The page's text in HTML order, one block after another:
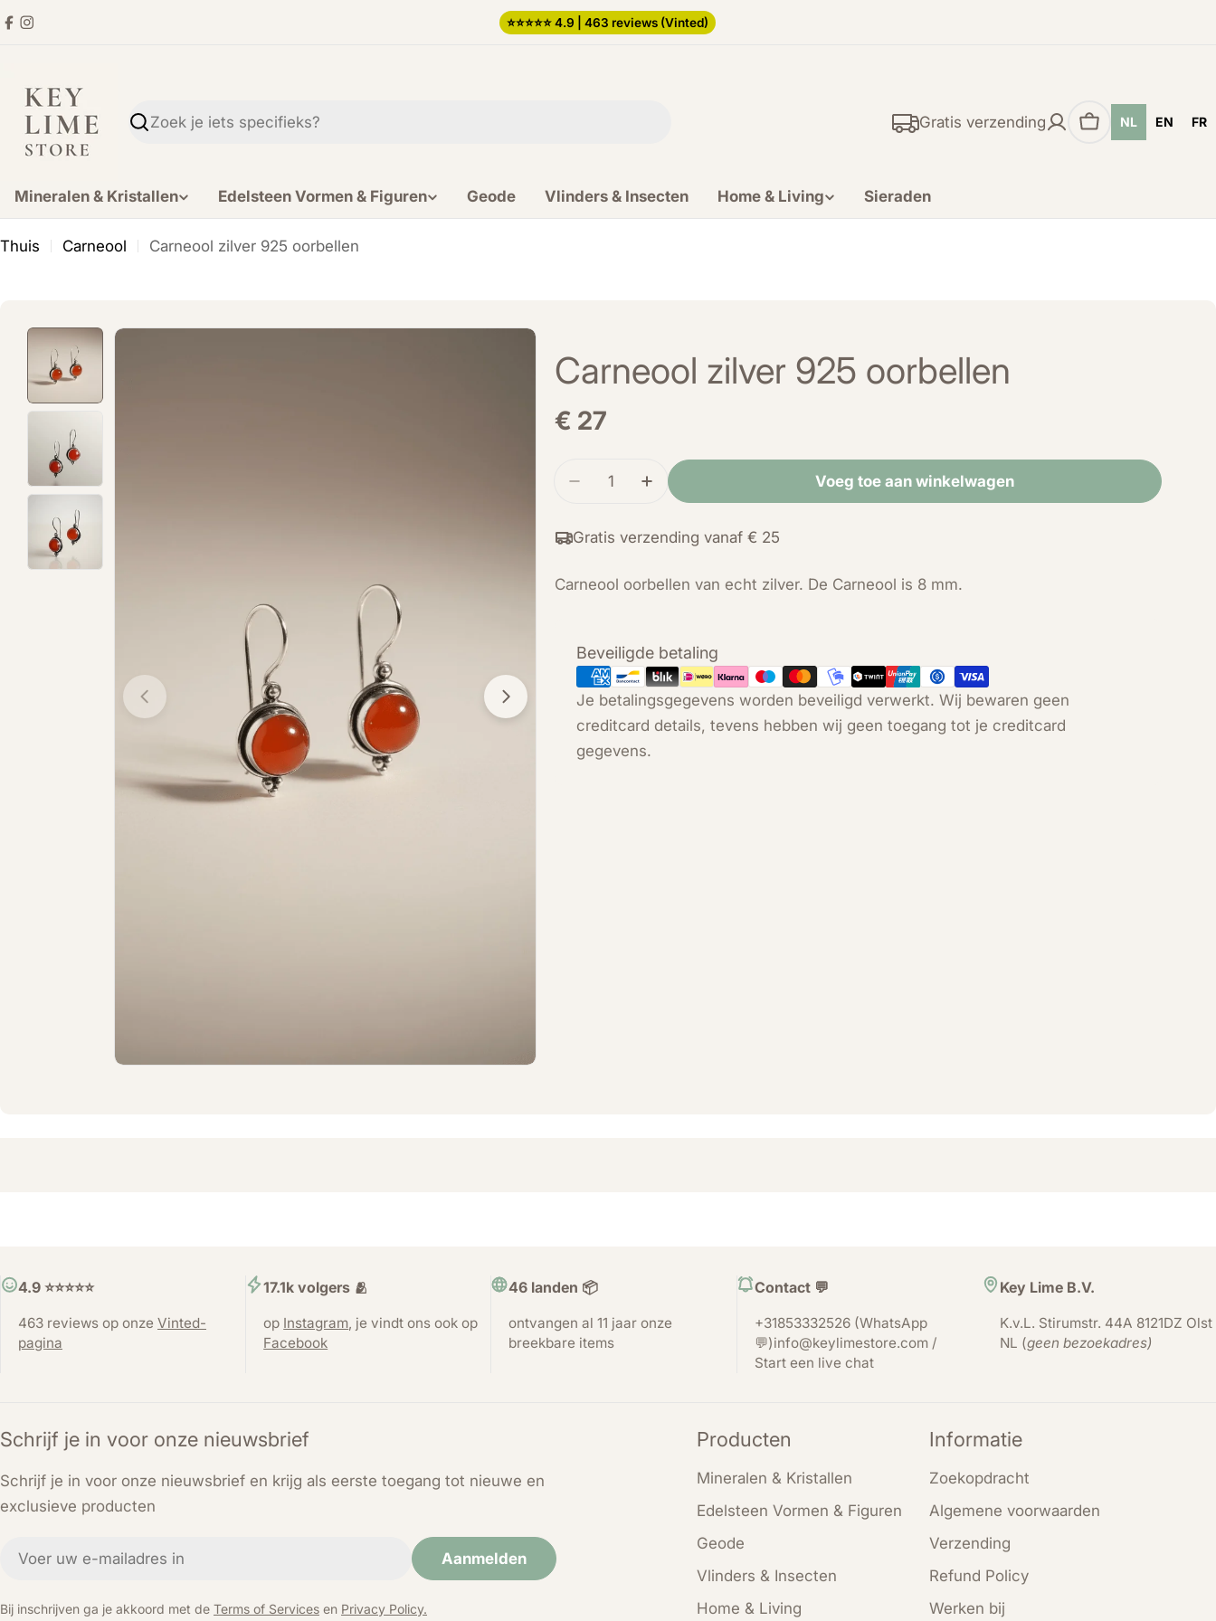
Ga
inhoud
Facebook
Instagram
⭐️⭐️⭐️⭐️⭐️ 4.9 | 463 reviews (Vinted)
Zoekopdracht
Gratis verzending
Winkelwagen
NL EN FR
Mineralen & Kristallen Edelsteen Vormen & Figuren Geode Vlinders & Insecten Home & Living Sieraden
Thuis Carneool Carneool zilver 925 oorbellen
Open media 0 in modal Open media 1 in modal Open media 2 in modal
Carneool zilver 925 oorbellen
Normale
€ 27
Hoeveelheid
Verminder de hoeveelheid voor Carneool zilver 925 oorbellen
Verhoog de hoeveelheid voor Carneool zilver 925 oorbellen
Voeg toe aan winkelwagen
Gratis verzending vanaf € 25
Carneool oorbellen van echt zilver. De Carneool is 8 mm.
Beveiligde betaling
Betaalmethoden
Je betalingsgegevens worden beveiligd verwerkt. Wij bewaren geen
creditcard details, tevens hebben wij geen toegang tot je creditcard
gegevens.
4.9 ⭐️⭐️⭐️⭐️⭐️
463 reviews op onze Vinted-
pagina
17.1k volgers 🫂
op Instagram, je vindt ons ook op
Facebook
46 landen 📦
ontvangen al 11 jaar onze
breekbare items
Contact 💬
+31853332526 (WhatsApp
💬)info@keylimestore.com /
Start een live chat
Key Lime B.V.
K.v.L. Stirumstr. 44A 8121DZ Olst
NL (geen bezoekadres)
Schrijf je in voor onze nieuwsbrief
Schrijf je in voor onze nieuwsbrief en krijg als eerste toegang tot nieuwe en
exclusieve producten
Aanmelden
Bij inschrijven ga je akkoord met de Terms of Services en Privacy Policy.
Producten
Mineralen & Kristallen
Edelsteen Vormen & Figuren
Geode
Vlinders & Insecten
Home & Living
Informatie
Zoekopdracht
Algemene voorwaarden
Verzending
Refund Policy
Werken bij